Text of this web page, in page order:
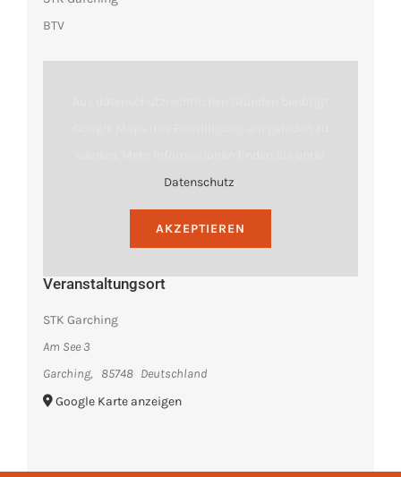
BTV
Veranstaltungsort
STK Garching
Am See 3
Garching, 85748 Deutschland
Google Karte anzeigen
Datenschutz
AKZEPTIEREN